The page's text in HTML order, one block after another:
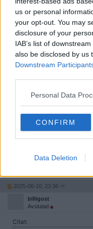
us or personal
your opt-out. You may
disclosure of your
IAB’s list of
also be disclosed by us
Downstream
Personal Data
CONFIRM
Data Deletion
Det här med att vara
du anser vara lyckad
vice versa.
Min målsättning är
forumdelar, just nu
in i diskussionerna.
2025-06-10, 23:36
Jag har alltid uppskattat
2025-06-10, 23:36
billigost
Avslutad
Citat: